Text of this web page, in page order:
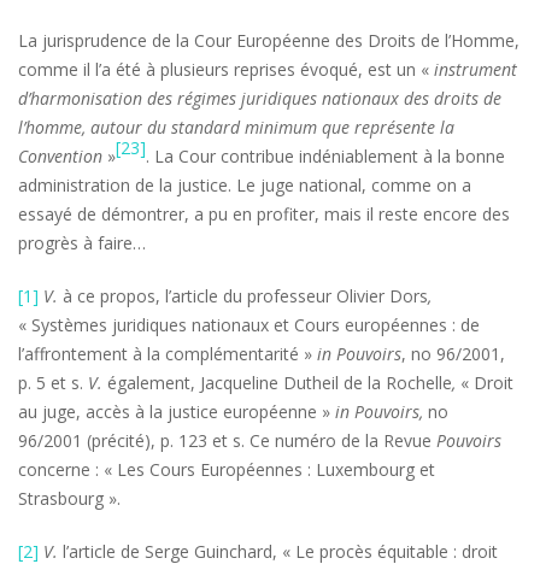
La jurisprudence de la Cour Européenne des Droits de l’Homme,
comme il l’a été à plusieurs reprises évoqué, est un « instrument
d’harmonisation des régimes juridiques nationaux des droits de
l’homme, autour du standard minimum que représente la
Convention »[23]. La Cour contribue indéniablement à la bonne
administration de la justice. Le juge national, comme on a
essayé de démontrer, a pu en profiter, mais il reste encore des
progrès à faire…
[1] V. à ce propos, l’article du professeur Olivier Dors,
« Systèmes juridiques nationaux et Cours européennes : de
l’affrontement à la complémentarité » in Pouvoirs, no 96/2001,
p. 5 et s. V. également, Jacqueline Dutheil de la Rochelle, « Droit
au juge, accès à la justice européenne » in Pouvoirs, no
96/2001 (précité), p. 123 et s. Ce numéro de la Revue Pouvoirs
concerne : « Les Cours Européennes : Luxembourg et
Strasbourg ».
[2] V. l’article de Serge Guinchard, « Le procès équitable : droit